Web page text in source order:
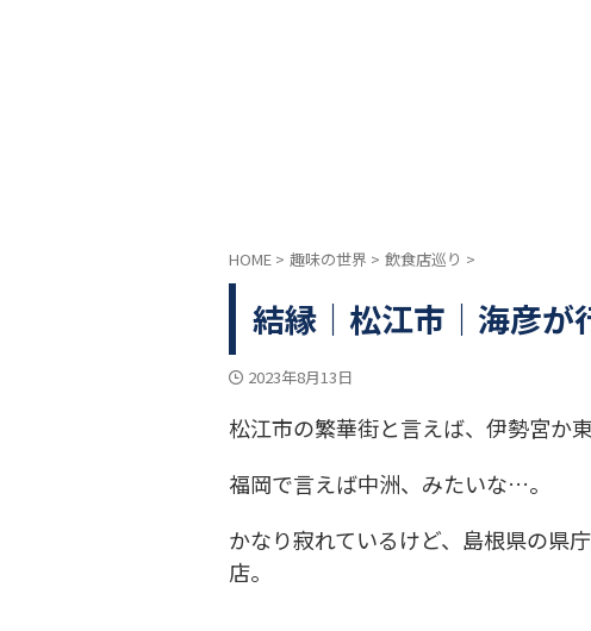
HOME > 趣味の世界 > 飲食店巡り >
結縁｜松江市｜海彦が
2023年8月13日
松江市の繁華街と言えば、伊勢宮か東
福岡で言えば中洲、みたいな…。
かなり寂れているけど、島根県の県
店。